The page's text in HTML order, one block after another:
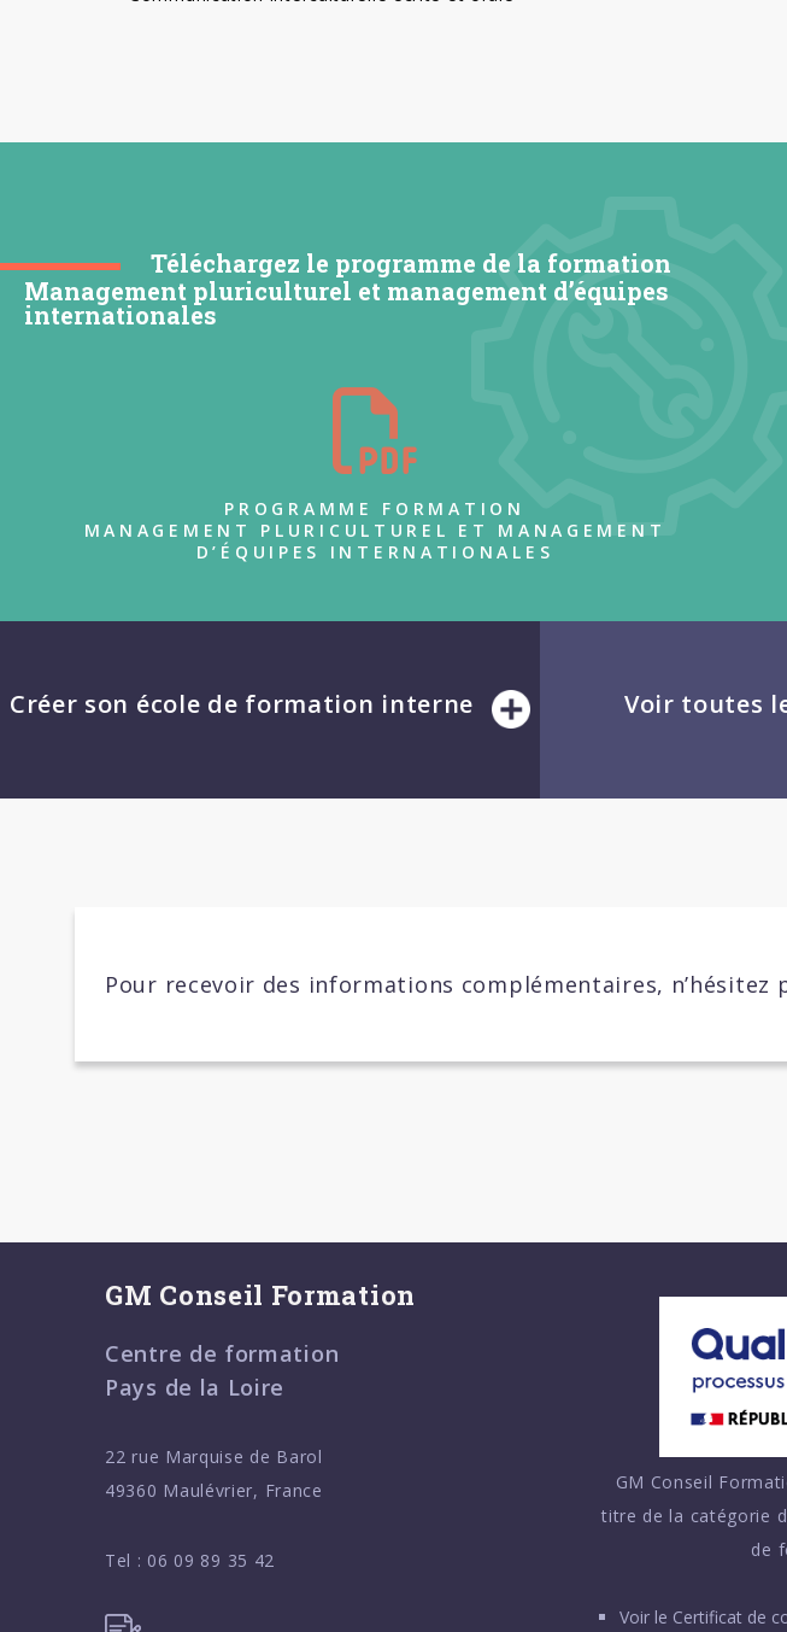
Téléchargez le programme de la formation
Management pluriculturel et management d’équipes
internationales
PROGRAMME FORMATION
MANAGEMENT PLURICULTUREL ET MANAGEMENT
D’ÉQUIPES INTERNATIONALES
Créer son école de formation interne Voir toutes
Pour recevoir des informations complémentaires, n’hésitez
GM Conseil Formation
Centre de formation
Pays de la Loire
22 rue Marquise de Barol
49360 Maulévrier, France
Tel : 06 09 89 35 42
GM Conseil
titre de la catégorie
de
Voir le Certificat de